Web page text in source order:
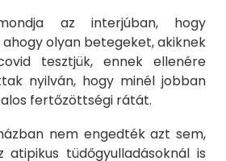
az interjúban, hogy
olyan betegeket, akiknek
tesztjük, ennek ellenére
nyilván, hogy minél jobban
fertőzöttségi rátát.
nem engedték azt sem,
tüdőgyulladásoknál is